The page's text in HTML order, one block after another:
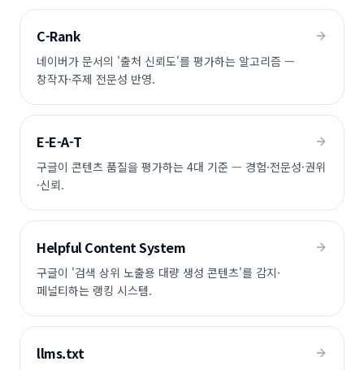
C-Rank
네이버가 문서의 '출처 신뢰도'를 평가하는 알고리즘 —
창작자·주제 전문성 반영.
E-E-A-T
구글이 콘텐츠 품질을 평가하는 4대 기준 — 경험·전문성·권위
·신뢰.
Helpful Content System
구글이 '검색 상위 노출용 대량 생성 콘텐츠'를 감지·
페널티하는 랭킹 시스템.
llms.txt